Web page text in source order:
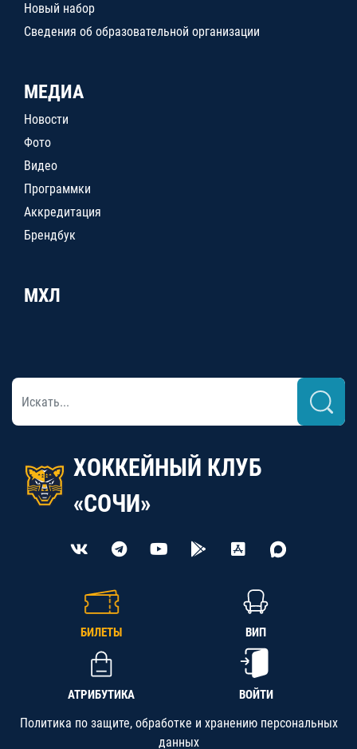
Новый набор
Сведения об образовательной организации
МЕДИА
Новости
Фото
Видео
Программки
Аккредитация
Брендбук
МХЛ
ХОККЕЙНЫЙ КЛУБ
«СОЧИ»
БИЛЕТЫ ВИП
АТРИБУТИКА ВОЙТИ
Политика по защите, обработке и хранению персональных
данных